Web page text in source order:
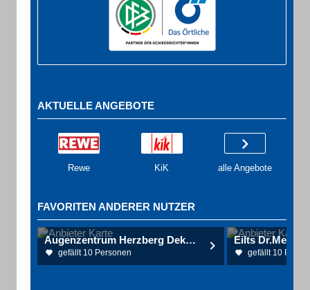
AKTUELLE ANGEBOTE
Rewe KiK alle Angebote
FAVORITEN ANDERER NUTZER
Augenzentrum Herzberg Dekowski Dr., Renner Dr.
gefällt 10 Personen gefällt 10